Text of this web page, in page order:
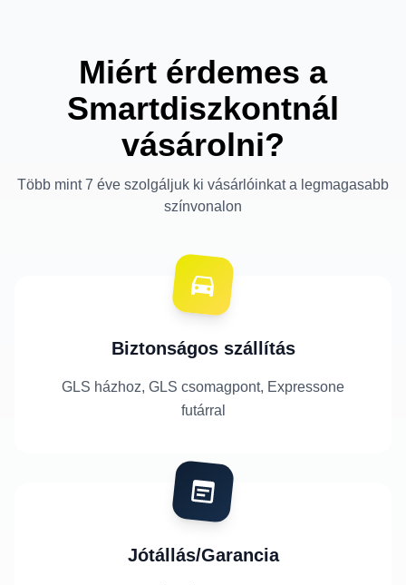
Miért érdemes a
Smartdiszkontnál
vásárolni?
Több mint 7 éve szolgáljuk ki vásárlóinkat a legmagasabb
színvonalon
Biztonságos szállítás
GLS házhoz, GLS csomagpont, Expressone
futárral
Jótállás/Garancia